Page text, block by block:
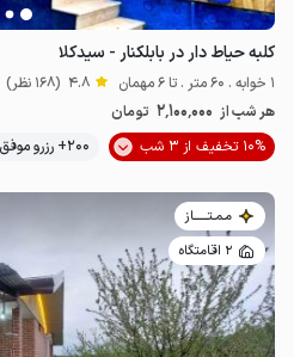
کلبه حیاط دار در بابلکنار - سیدکلا
1 خوابه . 60 متر . تا 6 مهمان 4.8 (168 نظر)
هر شب از 2٬100٬000 تومان
10% تخفیف از 3 شب
200+ رزرو موفق
مـمـتــــــاز
2 اقامتگاه